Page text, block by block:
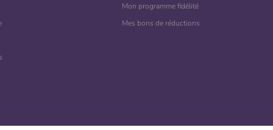
Mon programme fidélité
Mes bons de réductions